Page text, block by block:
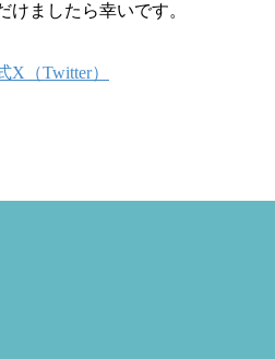
ましたら幸いです。
X（Twitter）